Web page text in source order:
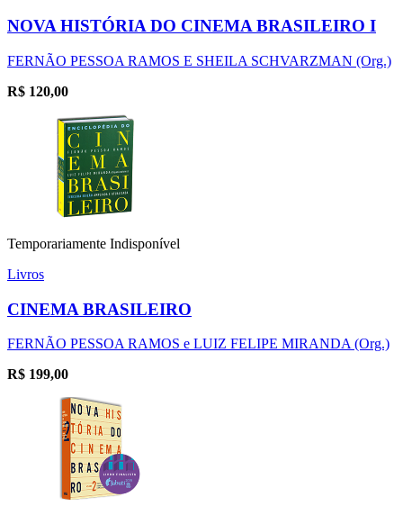
NOVA HISTÓRIA DO CINEMA BRASILEIRO I
FERNÃO PESSOA RAMOS E SHEILA SCHVARZMAN (Org.)
R$ 120,00
Temporariamente Indisponível
Livros
CINEMA BRASILEIRO
FERNÃO PESSOA RAMOS e LUIZ FELIPE MIRANDA (Org.)
R$ 199,00